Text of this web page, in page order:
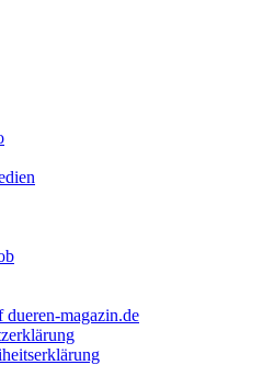
dueren-magazin.de